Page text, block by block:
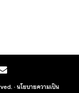
·นโยบายความเป็น